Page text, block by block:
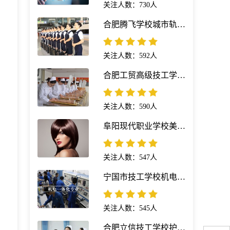
关注人数：730人
合肥腾飞学校城市轨道交通运营服务专业
关注人数：592人
合肥工贸高级技工学校护理专业
关注人数：590人
阜阳现代职业学校美发与形象设计专业
关注人数：547人
宁国市技工学校机电一体化专业
关注人数：545人
合肥立信技工学校护理专业